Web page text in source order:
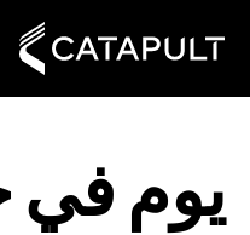
يوم في